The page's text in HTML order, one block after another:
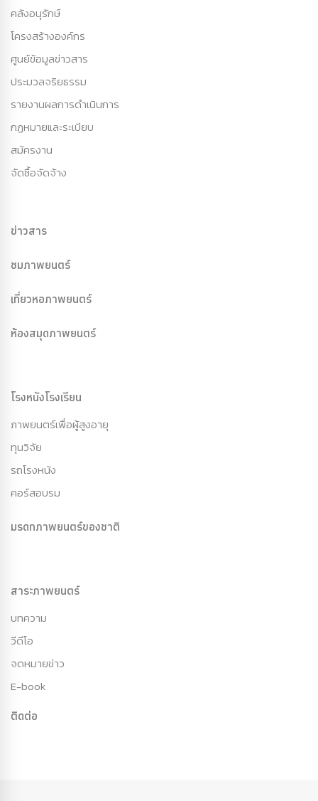
คลังอนุรักษ์
โครงสร้างองค์กร
ศูนย์ข้อมูลข่าวสาร
ประมวลจริยธรรม
รายงานผลการดำเนินการ
กฏหมายและระเบียบ
สมัครงาน
จัดซื้อจัดจ้าง
ข่าวสาร
ชมภาพยนตร์
เที่ยวหอภาพยนตร์
ห้องสมุดภาพยนตร์
โรงหนังโรงเรียน
ภาพยนตร์เพื่อผู้สูงอายุ
ทุนวิจัย
รถโรงหนัง
คอร์สอบรม
มรดกภาพยนตร์ของชาติ
สาระภาพยนตร์
บทความ
วีดีโอ
จดหมายข่าว
E-book
ติดต่อ